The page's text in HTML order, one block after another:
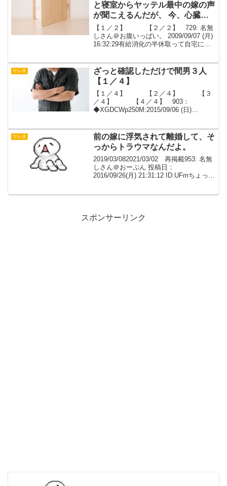
と寝室からヤッテル最中の嫁の声
が聞こえるんだが、 今、心臓バ
クバク【１／２】
【１／２】 【２／２】 729: 名無
しさん＠お腹いっぱい。 2009/09/07 (月)
16:32:29有給消化の半休取って自宅に帰
気ＮＧだから離婚するつもりで...
サレ夫
ざっと確認しただけで間男３人
【１／４】
【１／４】 【２／４】 【３
／４】 【４／４】 903：
◆XGDCWp250M:2015/09/06 (日)
終了？しているかも知れ...
サレ夫
前の嫁に浮気されて離婚して、そ
っからトラウマなんだよ。
2019/03/082021/03/02 再掲載953: 名無
しさん＠おーぷん 投稿日：
2016/09/26(月) 21:31:12 ID:UFmちょっと
スポンサーリンク